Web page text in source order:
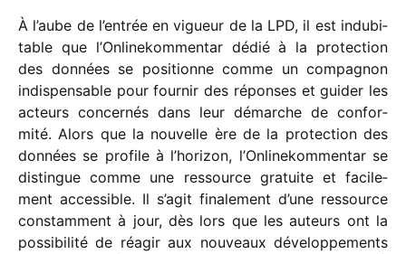
À l’aube de l’entrée en vigueur de la LPD, il est indu­bi­
table que l’Onlinekommentar dédié à la protec­tion
des données se posi­tionne comme un compa­gnon
indis­pen­sable pour four­nir des réponses et guider les
acteurs concer­nés dans leur démarche de confor­
mité. Alors que la nouvelle ère de la protec­tion des
données se profile à l’horizon, l’Onlinekommentar se
distingue comme une ressource gratuite et faci­le­
ment acces­sible. Il s’agit fina­le­ment d’une ressource
constam­ment à jour, dès lors que les auteurs ont la
possi­bi­lité de réagir aux nouveaux déve­lop­pe­ments